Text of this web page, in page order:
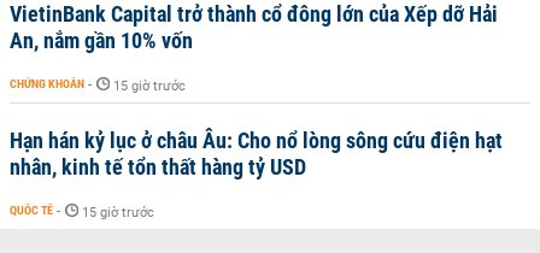
VietinBank Capital trở thành cổ đông lớn của Xếp dỡ Hải
An, nắm gần 10% vốn
CHỨNG KHOÁN - 15 giờ trước
Hạn hán kỷ lục ở châu Âu: Cho nổ lòng sông cứu điện hạt
nhân, kinh tế tổn thất hàng tỷ USD
QUỐC TẾ - 15 giờ trước